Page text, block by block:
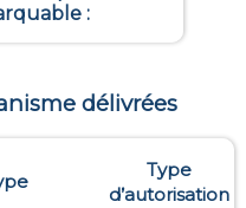
:
délivrées
Type
d’autorisation